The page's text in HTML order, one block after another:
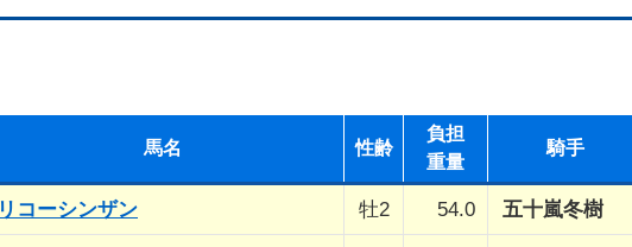
馬名 性齢
負担
重量
騎手
リコーシンザン 牡2 54.0 五十嵐冬樹